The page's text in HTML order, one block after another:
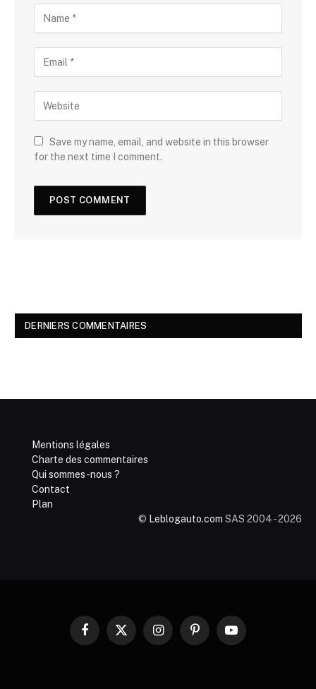
Save my name, email, and website in this browser
for the next time I comment.
DERNIERS COMMENTAIRES
Mentions légales
Charte des commentaires
Qui sommes-nous ?
Contact
Plan
© Leblogauto.com SAS 2004 - 2026
Facebook
X
InstagramPinterestYouTube